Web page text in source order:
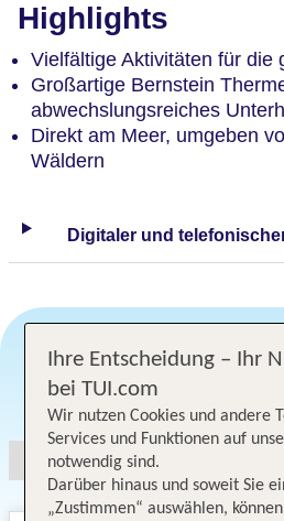
Highlights
Vielfältige Aktivitäten für die
Großartige Bernstein
abwechslungsreiches
Direkt am Meer, umgeben
Wäldern
Digitaler und
Ihre Entscheidung – Ihr
bei TUI.com
Wir nutzen Cookies und andere
Services und Funktionen auf
notwendig sind.
Darüber hinaus und soweit Sie
„Zustimmen“ auswählen,